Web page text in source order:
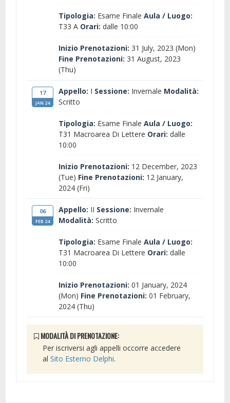
Tipologia: Esame Finale Aula / Luogo:
T33 A Orari: dalle 10:00
Inizio Prenotazioni: 31 July, 2023 (Mon)
Fine Prenotazioni: 31 August, 2023
(Thu)
17
JAN 24
Appello: I Sessione: Invernale Modalità:
Scritto
Tipologia: Esame Finale Aula / Luogo:
T31 Macroarea Di Lettere Orari: dalle
10:00
Inizio Prenotazioni: 12 December, 2023
(Tue) Fine Prenotazioni: 12 January,
2024 (Fri)
06
FEB 24
Appello: II Sessione: Invernale
Modalità: Scritto
Tipologia: Esame Finale Aula / Luogo:
T31 Macroarea Di Lettere Orari: dalle
10:00
Inizio Prenotazioni: 01 January, 2024
(Mon) Fine Prenotazioni: 01 February,
2024 (Thu)
MODALITÀ DI PRENOTAZIONE:
Per iscriversi agli appelli occorre accedere
al Sito Esterno Delphi.